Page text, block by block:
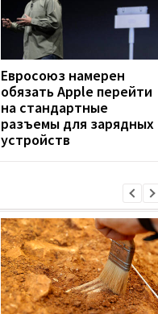
Евросоюз намерен
обязать Apple перейти
на стандартные
разъемы для зарядных
устройств